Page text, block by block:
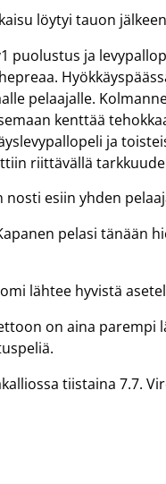
löytyi tauon
puolustus ja
pelaajalle.
kenttää
ja
riittävällä
esiin yhden
pelasi tänään
lähtee hyvistä
on aina
tiistaina 7.7.